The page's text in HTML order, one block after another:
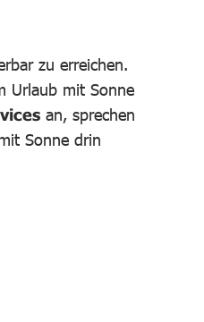
zu erreichen.
Urlaub mit Sonne
an, sprechen
Sonne drin